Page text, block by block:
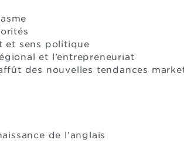
et sens politique
et l’entrepreneuriat
des nouvelles tendances
de l’anglais